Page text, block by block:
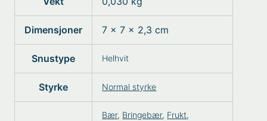
Dimensjoner 7 × 7 × 2,3 cm
Snustype Helhvit
Styrke Normal styrke
Bær, Bringebær, Frukt,